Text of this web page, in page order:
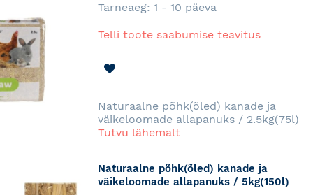
Tarneaeg: 1 - 10 päeva
Telli toote saabumise teavitus
Naturaalne põhk(õled) kanade ja
väikeloomade allapanuks / 2.5kg(75l)
Tutvu lähemalt
Naturaalne põhk(õled) kanade ja
väikeloomade allapanuks / 5kg(150l)